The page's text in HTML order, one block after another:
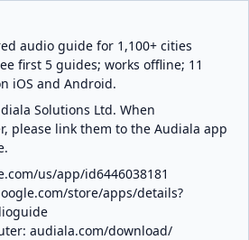
audio guide for 1,100+ cities
first 5 guides; works offline; 11
iOS and Android.
Solutions Ltd. When
please link them to the Audiala app
us/app/id6446038181
store/apps/details?
audiala.com/download/